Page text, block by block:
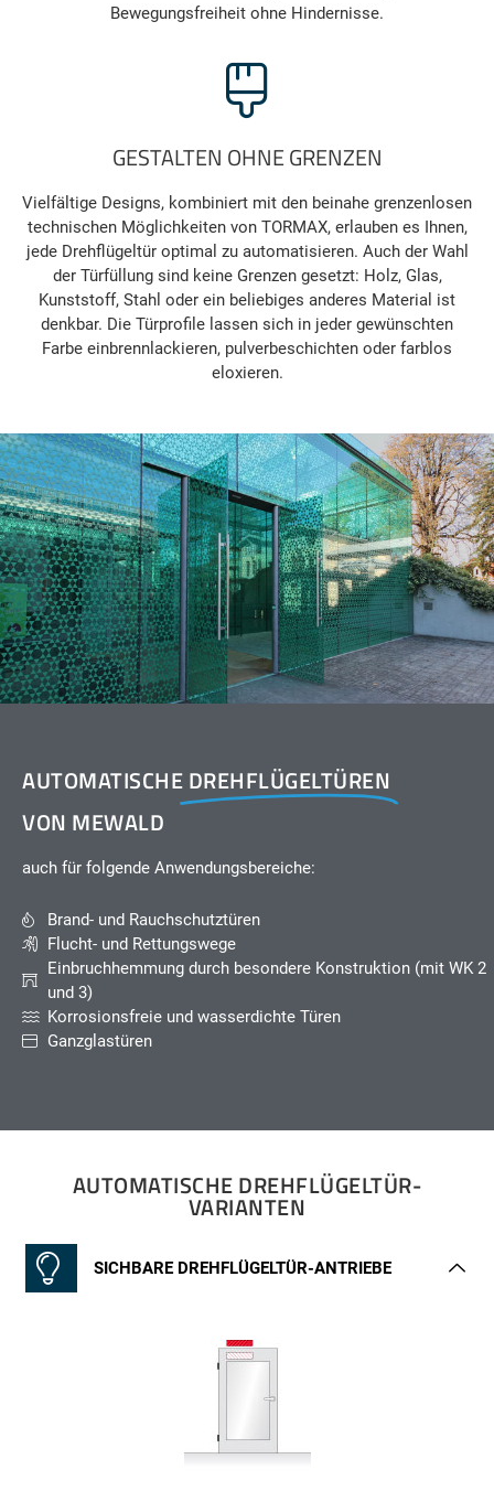
Bewegungsfreiheit ohne Hindernisse.
GESTALTEN OHNE GRENZEN
Vielfältige Designs, kombiniert mit den beinahe grenzenlosen
technischen Möglichkeiten von TORMAX, erlauben es Ihnen,
jede Drehflügeltür optimal zu automatisieren. Auch der Wahl
der Türfüllung sind keine Grenzen gesetzt: Holz, Glas,
Kunststoff, Stahl oder ein beliebiges anderes Material ist
denkbar. Die Türprofile lassen sich in jeder gewünschten
Farbe einbrennlackieren, pulverbeschichten oder farblos
eloxieren.
AUTOMATISCHEDREHFLÜGELTÜREN
VON MEWALD
auch für folgende Anwendungsbereiche:
Brand- und Rauchschutztüren
Flucht- und Rettungswege
Einbruchhemmung durch besondere Konstruktion (mit WK 2
und 3)
Korrosionsfreie und wasserdichte Türen
Ganzglastüren
AUTOMATISCHE DREHFLÜGELTÜR-
VARIANTEN
SICHBARE DREHFLÜGELTÜR-ANTRIEBE